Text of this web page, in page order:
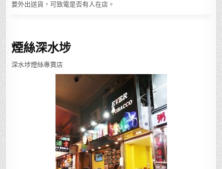
要外出送貨，可致電是否有人在店。
煙絲深水埗
深水埗煙絲專賣店